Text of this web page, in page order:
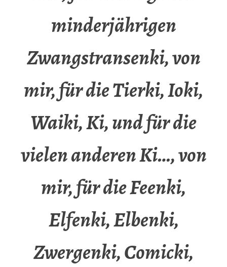
minderjährigen
Zwangstransenki, von
mir, für die Tierki, Ioki,
Waiki, Ki, und für die
vielen anderen Ki…, von
mir, für die Feenki,
Elfenki, Elbenki,
Zwergenki, Comicki,